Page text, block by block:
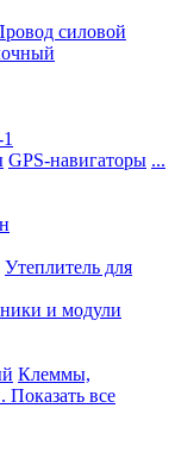
силовой
GPS-навигаторы ...
Утеплитель для
и модули
Клеммы,
Показать все